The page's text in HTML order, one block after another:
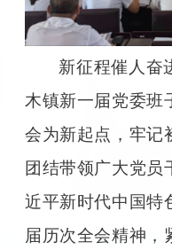
新征程催人奋
木镇新一届党委班
会为新起点，牢记
团结带领广大党员
近平新时代中国特
届历次全会精神，